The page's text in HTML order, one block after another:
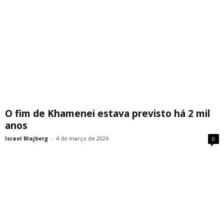
O fim de Khamenei estava previsto há 2 mil
anos
Israel Blajberg - 4 de março de 2026 0